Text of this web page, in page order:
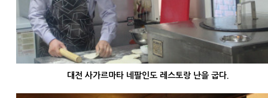
대전 사가르마타 네팔인도 레스토랑 난을 굽다.